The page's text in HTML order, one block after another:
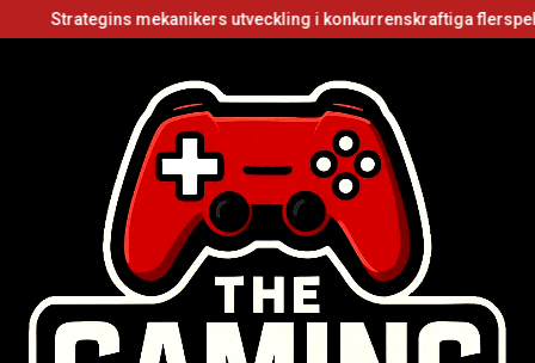
mekanikers utveckling i konkurrenskraftiga flerspelarvideospel